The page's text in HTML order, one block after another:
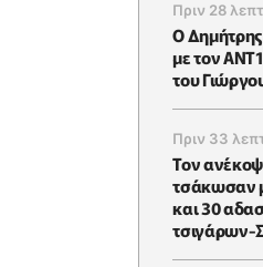
Πριν 28
Ο
με τον
του
Πριν 33
Τον
τσάκωσαν
και 30
τσιγάρων-